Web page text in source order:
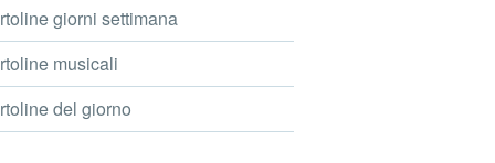
giorni settimana
musicali
del giorno